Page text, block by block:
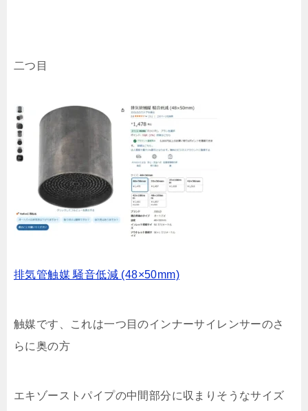
二つ目
排気管触媒 騒音低減 (48×50mm)
触媒です、これは一つ目のインナーサイレンサーのさ
らに奥の方
エキゾーストパイプの中間部分に収まりそうなサイズ